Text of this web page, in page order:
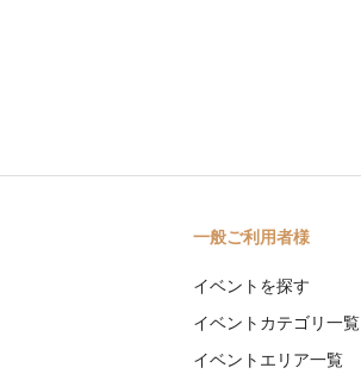
一般ご利用者様
イベントを探す
イベントカテゴリ一覧
イベントエリア一覧